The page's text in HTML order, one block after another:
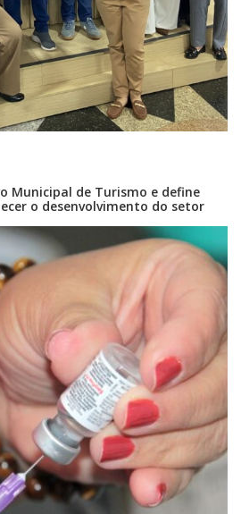
realiza leilão eletrônico de bens móveis
Municipal de Turismo e define
o desenvolvimento do setor